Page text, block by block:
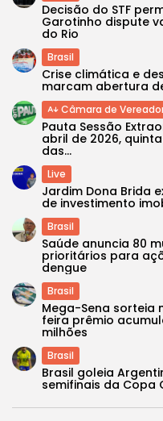
Decisão do STF
Garotinho dispute
do Rio
Brasil
Crise climática e
marcam abertura
Câmara de
Pauta Sessão
abril de 2026,
das...
Live
Jardim Dona Brida
de investimento
Brasil
Saúde anuncia 80
prioritários para
dengue
Brasil
Mega-Sena sorteia
feira prêmio
milhões
Brasil
Brasil goleia
semifinais da Copa